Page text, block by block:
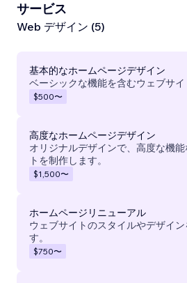
サービス
Web デザイン (5)
基本的なホームページデザイン
ベーシックな機能を含むウェブサイ
$500〜
高度なホームページデザイン
オリジナルデザインで、高度な機
トを制作します。
$1,500〜
ホームページリニューアル
ウェブサイトのスタイルやデザイ
す。
$750〜